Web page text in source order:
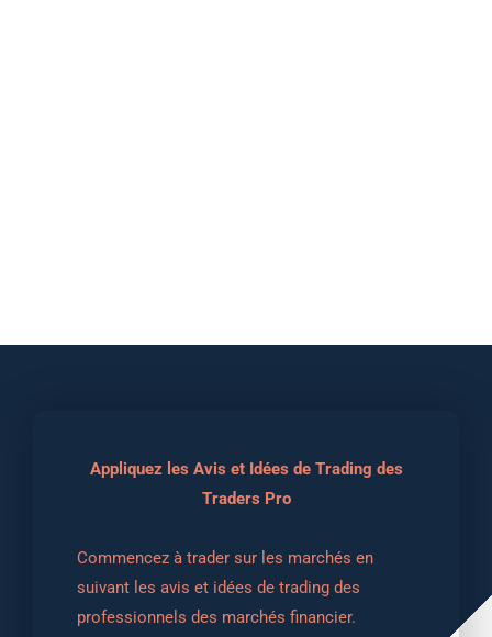
Appliquez les Avis et Idées de Trading des
Traders Pro
Commencez à trader sur les marchés en
suivant les avis et idées de trading des
professionnels des marchés financier.